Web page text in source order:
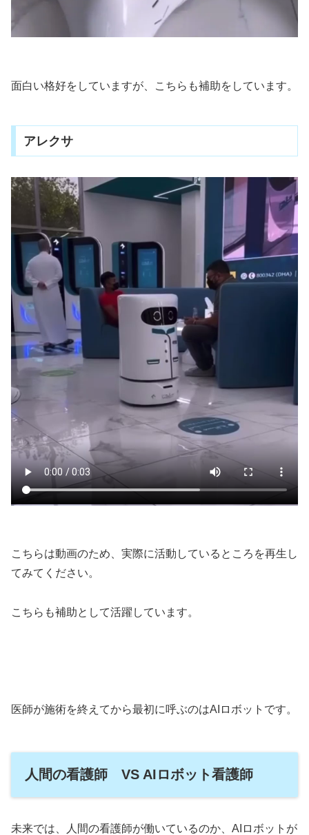
面白い格好をしていますが、こちらも補助をしています。
アレクサ
こちらは動画のため、実際に活動しているところを再生し
てみてください。
こちらも補助として活躍しています。
医師が施術を終えてから最初に呼ぶのはAIロボットです。
人間の看護師 VS AIロボット看護師
未来では、人間の看護師が働いているのか、AIロボットが